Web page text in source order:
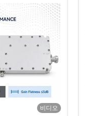
비디오